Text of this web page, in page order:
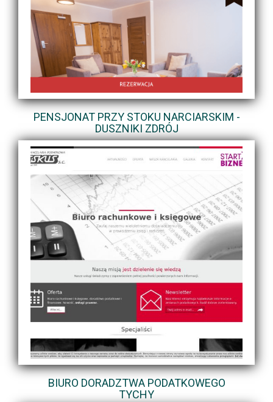
PENSJONAT PRZY STOKU NARCIARSKIM -
DUSZNIKI ZDRÓJ
BIURO DORADZTWA PODATKOWEGO
TYCHY